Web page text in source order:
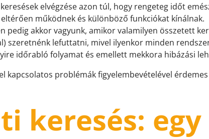
elvégzése azon túl, hogy rengeteg időt
működnek és különböző funkciókat kínálnak.
pedig akkor vagyunk, amikor valamilyen összetett
szeretnénk lefuttatni, mivel ilyenkor minden
időrabló folyamat és emellett mekkora hibázási
kapcsolatos problémák figyelembevételével
keresés: